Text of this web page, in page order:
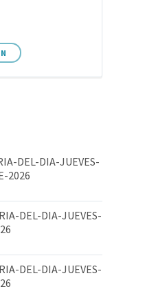
DEL-DIA-JUEVES-
2026
DEL-DIA-JUEVES-
DEL-DIA-JUEVES-